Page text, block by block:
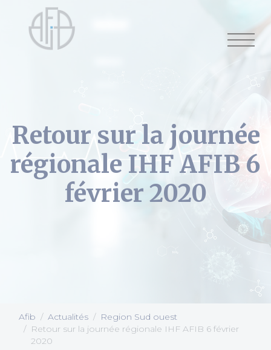
Retour sur la journée
régionale IHF AFIB 6
février 2020
Afib Actualités
Region Sud ouest
Retour sur la journée régionale IHF AFIB 6 février
2020
Cookies management panel